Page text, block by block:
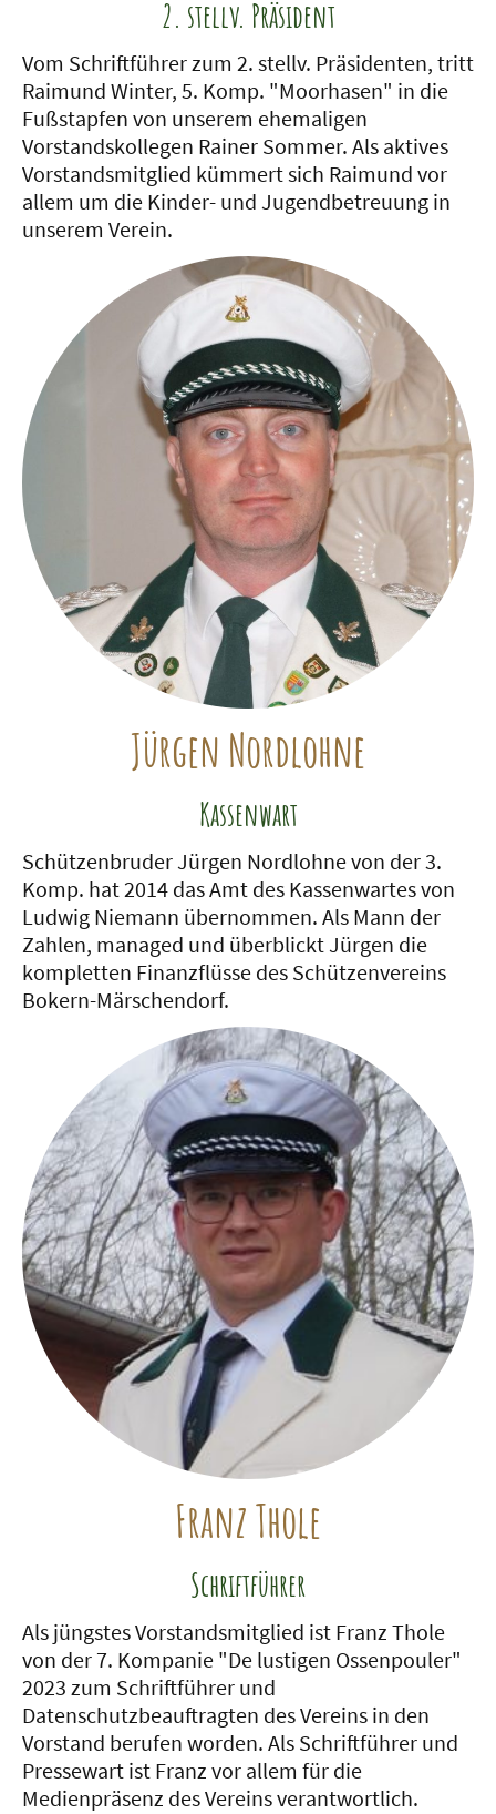
2. stellv. Präsident
Vom Schriftführer zum 2. stellv. Präsidenten, tritt
Raimund Winter, 5. Komp. "Moorhasen" in die
Fußstapfen von unserem ehemaligen
Vorstandskollegen Rainer Sommer. Als aktives
Vorstandsmitglied kümmert sich Raimund vor
allem um die Kinder- und Jugendbetreuung in
unserem Verein.
Jürgen Nordlohne
Kassenwart
Schützenbruder Jürgen Nordlohne von der 3.
Komp. hat 2014 das Amt des Kassenwartes von
Ludwig Niemann übernommen. Als Mann der
Zahlen, managed und überblickt Jürgen die
kompletten Finanzflüsse des Schützenvereins
Bokern-Märschendorf.
Franz Thole
Schriftführer
Als jüngstes Vorstandsmitglied ist Franz Thole
von der 7. Kompanie "De lustigen Ossenpouler"
2023 zum Schriftführer und
Datenschutzbeauftragten des Vereins in den
Vorstand berufen worden. Als Schriftführer und
Pressewart ist Franz vor allem für die
Medienpräsenz des Vereins verantwortlich.